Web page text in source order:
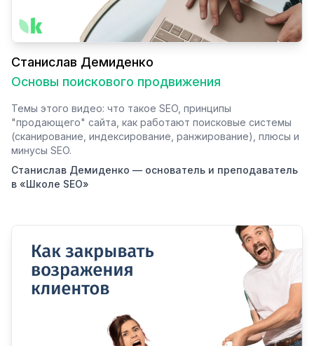
Станислав Демиденко
Основы поискового продвижения
Темы этого видео: что такое SEO, принципы
"продающего" сайта, как работают поисковые системы
(сканирование, индексирование, ранжирование), плюсы и
минусы SEO.
Станислав Демиденко — основатель и преподаватель
в «Школе SEO»